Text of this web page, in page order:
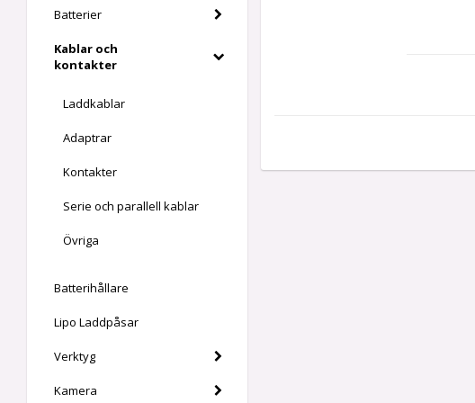
Batterier
Kablar och
kontakter
Laddkablar
Adaptrar
Kontakter
Serie och parallell kablar
Övriga
Batterihållare
Lipo Laddpåsar
Verktyg
Kamera